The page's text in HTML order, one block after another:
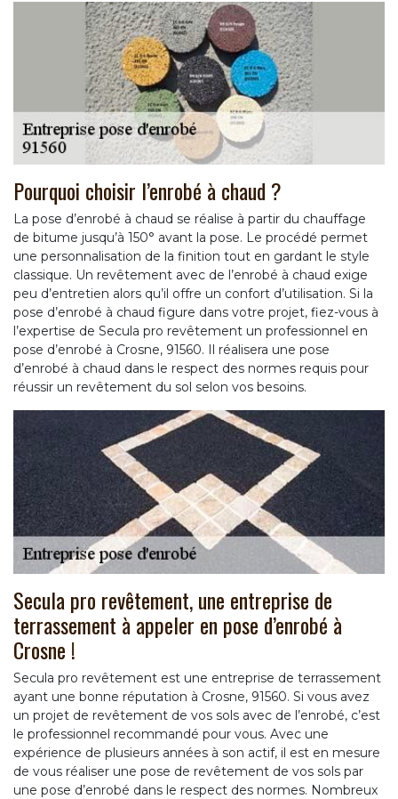
Pourquoi choisir l’enrobé à chaud ?
La pose d’enrobé à chaud se réalise à partir du chauffage
de bitume jusqu’à 150° avant la pose. Le procédé permet
une personnalisation de la finition tout en gardant le style
classique. Un revêtement avec de l’enrobé à chaud exige
peu d’entretien alors qu’il offre un confort d’utilisation. Si la
pose d’enrobé à chaud figure dans votre projet, fiez-vous à
l’expertise de Secula pro revêtement un professionnel en
pose d’enrobé à Crosne, 91560. Il réalisera une pose
d’enrobé à chaud dans le respect des normes requis pour
réussir un revêtement du sol selon vos besoins.
Secula pro revêtement, une entreprise de
terrassement à appeler en pose d’enrobé à
Crosne !
Secula pro revêtement est une entreprise de terrassement
ayant une bonne réputation à Crosne, 91560. Si vous avez
un projet de revêtement de vos sols avec de l’enrobé, c’est
le professionnel recommandé pour vous. Avec une
expérience de plusieurs années à son actif, il est en mesure
de vous réaliser une pose de revêtement de vos sols par
une pose d’enrobé dans le respect des normes. Nombreux